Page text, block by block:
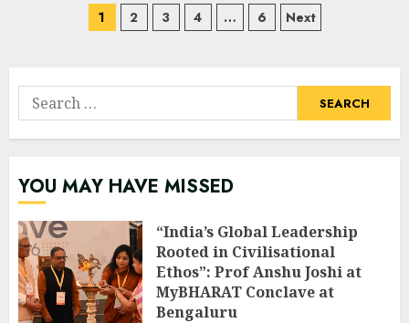
Posts
1 2 3 4 … 6 Next
Search
for:
YOU MAY HAVE MISSED
“India’s Global Leadership
Rooted in Civilisational
Ethos”: Prof Anshu Joshi at
MyBHARAT Conclave at
Bengaluru